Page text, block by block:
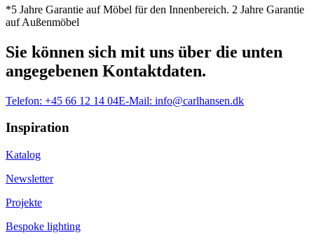
*5 Jahre Garantie auf Möbel für den Innenbereich. 2 Jahre Garantie
auf Außenmöbel
Sie können sich mit uns über die unten
angegebenen Kontaktdaten.
Telefon: +45 66 12 14 04E-Mail: info@carlhansen.dk
Inspiration
Katalog
Newsletter
Projekte
Bespoke lighting